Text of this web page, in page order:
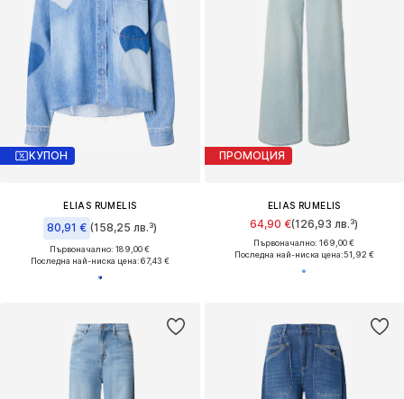
КУПОН
ELIAS RUMELIS
80,91 € (158,25 лв.³)
Първоначално: 189,00 €
Последна най-ниска цена:67,43 €
ПРОМОЦИЯ
ELIAS RUMELIS
64,90 €(126,93 лв.³)
Първоначално: 169,00 €
Последна най-ниска цена:51,92 €